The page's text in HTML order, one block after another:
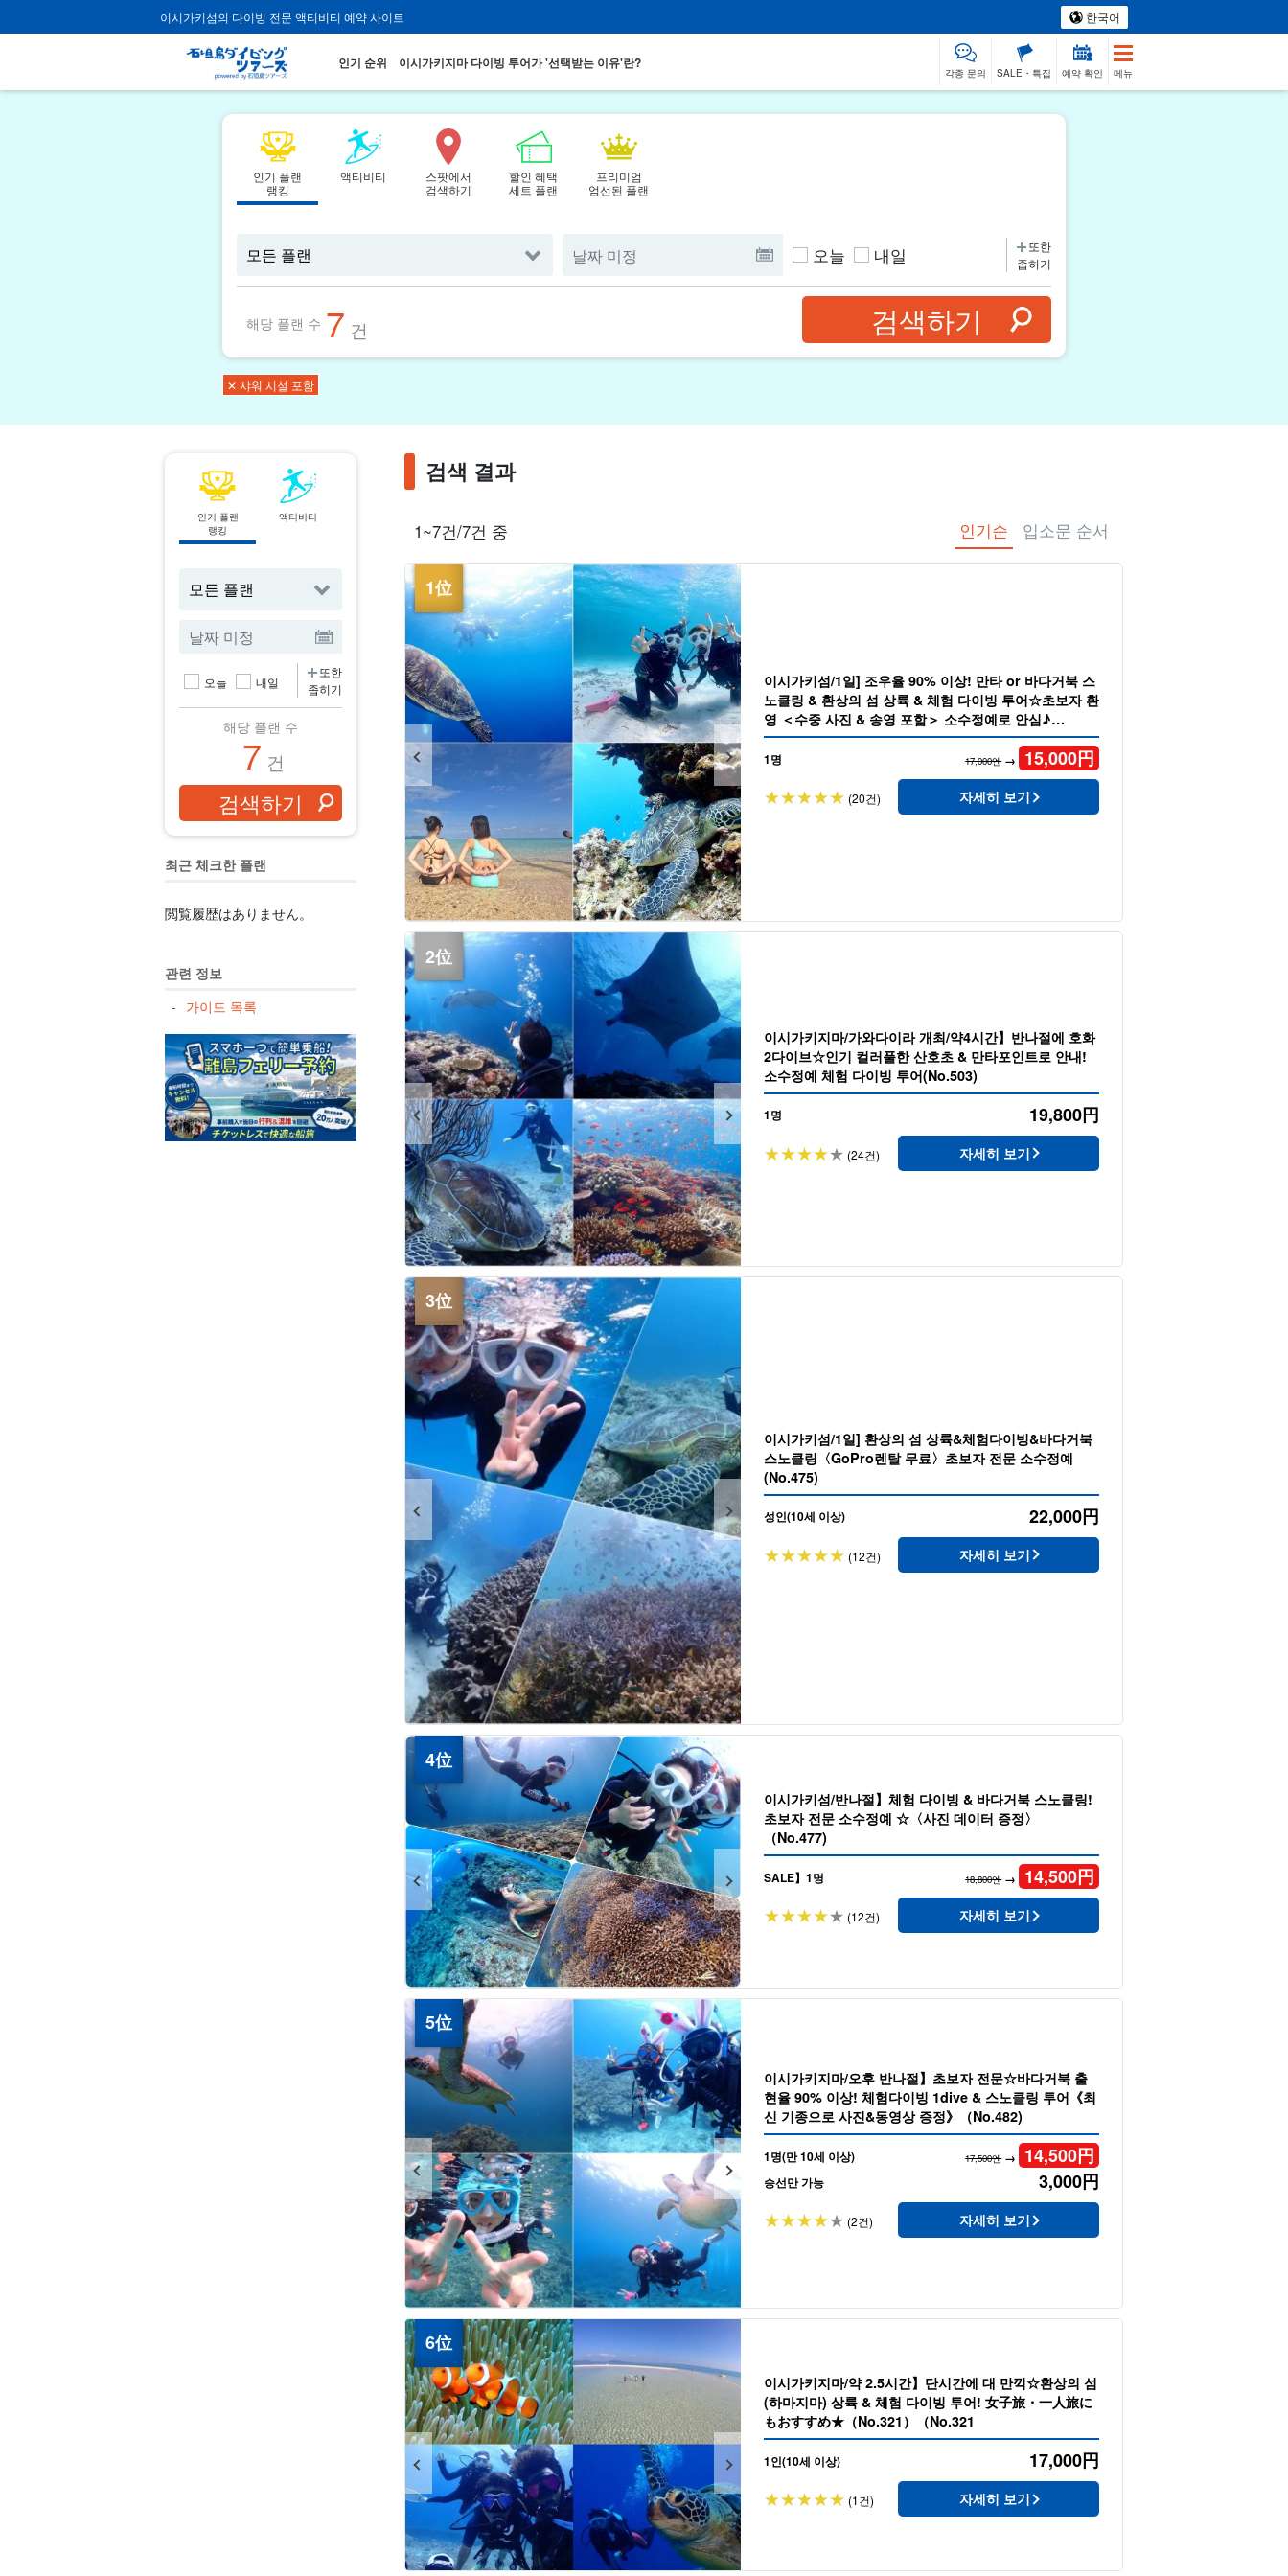
이시가키섬의 다이빙 전문 액티비티 예약 사이트 한국어
인기 순위 이시가키지마 다이빙 투어가 '선택받는 이유'란?
각종 문의 SALE・특집 예약 확인 메뉴
인기 플랜
랭킹
액티비티
스팟에서
검색하기
할인 혜택
세트 플랜
프리미엄
엄선된 플랜
오늘 내일
또한
좁히기
해당 플랜 수 7 건
✕ 샤워 시설 포함
인기 플랜
랭킹
액티비티
세트 플랜
오늘 내일
또한
좁히기
해당 플랜 수
7 건
최근 체크한 플랜
閲覧履歴はありません。
관련 정보
가이드 목록
검색 결과
1~7건/7건 중 인기순 입소문 순서
이시가키섬/1일] 조우율 90% 이상! 만타 or 바다거북 스
노클링 & 환상의 섬 상륙 & 체험 다이빙 투어☆초보자 환
영 ＜수중 사진 & 송영 포함＞ 소수정예로 안심♪
(No.525)
1명 17,000엔→ 15,000円
(20건) 자세히 보기
이시가키지마/가와다이라 개최/약4시간】반나절에 호화
2다이브☆인기 컬러풀한 산호초 & 만타포인트로 안내!
소수정예 체험 다이빙 투어(No.503)
1명 19,800円
(24건) 자세히 보기
이시가키섬/1일] 환상의 섬 상륙&체험다이빙&바다거북
스노클링〈GoPro렌탈 무료〉초보자 전문 소수정예
(No.475)
성인(10세 이상) 22,000円
(12건) 자세히 보기
이시가키섬/반나절】체험 다이빙 & 바다거북 스노클링!
초보자 전문 소수정예 ☆〈사진 데이터 증정〉
（No.477)
SALE】1명 18,800엔→ 14,500円
(12건) 자세히 보기
이시가키지마/오후 반나절】초보자 전문☆바다거북 출
현율 90% 이상! 체험다이빙 1dive & 스노클링 투어《최
신 기종으로 사진&동영상 증정》（No.482)
1명(만 10세 이상) 17,500엔→ 14,500円
승선만 가능 3,000円
(2건) 자세히 보기
이시가키지마/약 2.5시간】단시간에 대 만끽☆환상의 섬
(하마지마) 상륙 & 체험 다이빙 투어! 女子旅・一人旅に
もおすすめ★（No.321）（No.321
1인(10세 이상) 17,000円
(1건) 자세히 보기